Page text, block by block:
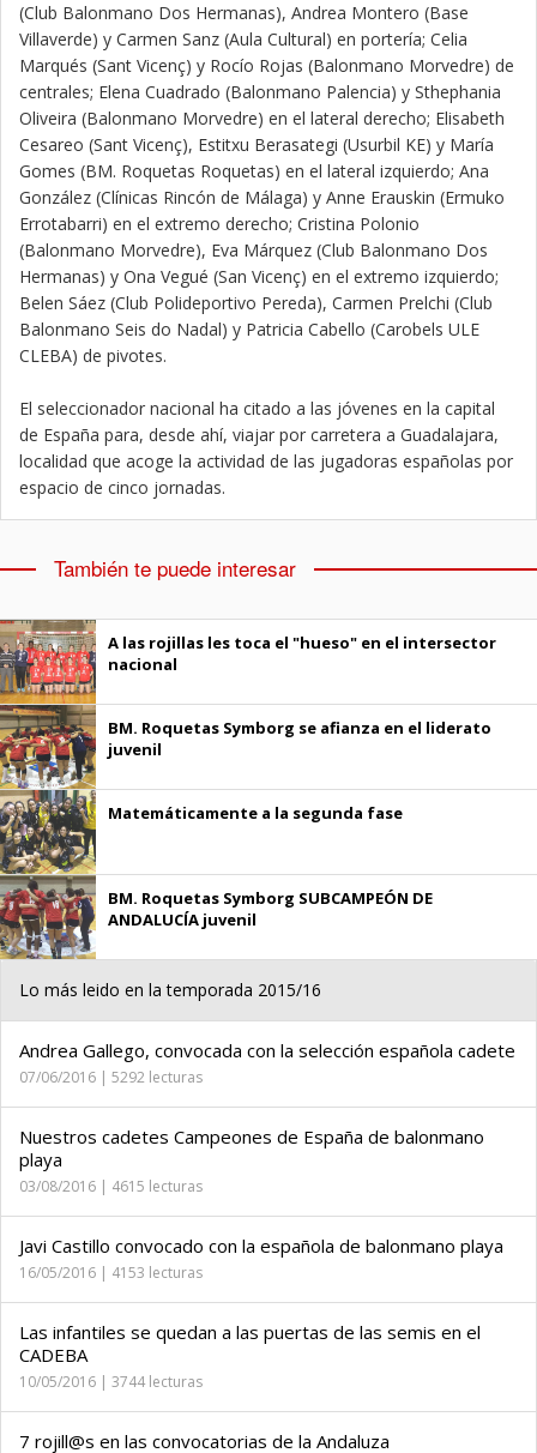
(Club Balonmano Dos Hermanas), Andrea Montero (Base
Villaverde) y Carmen Sanz (Aula Cultural) en portería; Celia
Marqués (Sant Vicenç) y Rocío Rojas (Balonmano Morvedre) de
centrales; Elena Cuadrado (Balonmano Palencia) y Sthephania
Oliveira (Balonmano Morvedre) en el lateral derecho; Elisabeth
Cesareo (Sant Vicenç), Estitxu Berasategi (Usurbil KE) y María
Gomes (BM. Roquetas Roquetas) en el lateral izquierdo; Ana
González (Clínicas Rincón de Málaga) y Anne Erauskin (Ermuko
Errotabarri) en el extremo derecho; Cristina Polonio
(Balonmano Morvedre), Eva Márquez (Club Balonmano Dos
Hermanas) y Ona Vegué (San Vicenç) en el extremo izquierdo;
Belen Sáez (Club Polideportivo Pereda), Carmen Prelchi (Club
Balonmano Seis do Nadal) y Patricia Cabello (Carobels ULE
CLEBA) de pivotes.
El seleccionador nacional ha citado a las jóvenes en la capital
de España para, desde ahí, viajar por carretera a Guadalajara,
localidad que acoge la actividad de las jugadoras españolas por
espacio de cinco jornadas.
También te puede interesar
A las rojillas les toca el "hueso" en el intersector
nacional
BM. Roquetas Symborg se afianza en el liderato
juvenil
Matemáticamente a la segunda fase
BM. Roquetas Symborg SUBCAMPEÓN DE
ANDALUCÍA juvenil
Lo más leido en la temporada 2015/16
Andrea Gallego, convocada con la selección española cadete
07/06/2016 | 5292 lecturas
Nuestros cadetes Campeones de España de balonmano
playa
03/08/2016 | 4615 lecturas
Javi Castillo convocado con la española de balonmano playa
16/05/2016 | 4153 lecturas
Las infantiles se quedan a las puertas de las semis en el
CADEBA
10/05/2016 | 3744 lecturas
7 rojill@s en las convocatorias de la Andaluza